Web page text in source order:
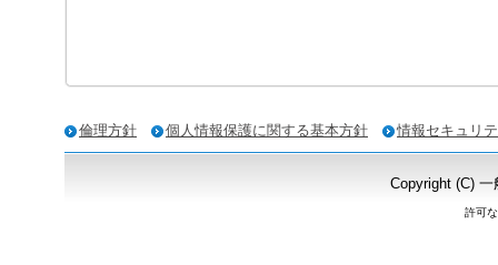
倫理方針 個人情報保護に関する基本方針 情報セキュリ
Copyright (C)
許可